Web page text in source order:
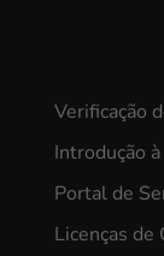
Verificação
Introdução
Portal de
Licenças de